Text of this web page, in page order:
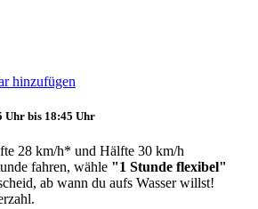
hinzufügen
Uhr bis 18:45 Uhr
28 km/h* und Hälfte 30 km/h
fahren, wähle "1 Stunde flexibel"
ab wann du aufs Wasser willst!